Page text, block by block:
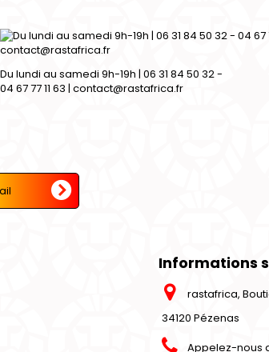
Du lundi au samedi 9h-19h | 06 31 84 50 32 -
04 67 77 11 63 | contact@rastafrica.fr
Informations
rastafrica,
34120 Pézenas
Appelez-nous